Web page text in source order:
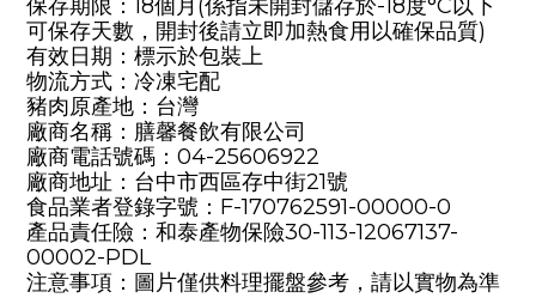
保存期限：18個月(係指未開封儲存於-18度°C以下
可保存天數，開封後請立即加熱食用以確保品質)
有效日期：標示於包裝上
物流方式：冷凍宅配
豬肉原產地：台灣
廠商名稱：膳馨餐飲有限公司
廠商電話號碼：04-25606922
廠商地址：台中市西區存中街21號
食品業者登錄字號：F-170762591-00000-0
產品責任險：和泰產物保險30-113-12067137-
00002-PDL
注意事項：圖片僅供料理擺盤參考，請以實物為準